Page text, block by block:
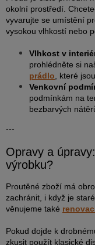
okolní prostředí.
vyvarujte se umístění
vysokou vlhkostí nebo
Vlhkost v
prohlédněte si
prádlo, které
Venkovní
podmínkám na
bezbarvých
---
Opravy a
výrobku?
Proutěné zboží má
zachránit, i když je
věnujeme také
Pokud dojde k
zkusit použít klasické